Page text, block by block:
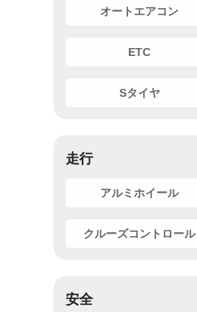
オートエアコン
ETC
Sタイヤ
走行
アルミホイール
クルーズコントロール
安全